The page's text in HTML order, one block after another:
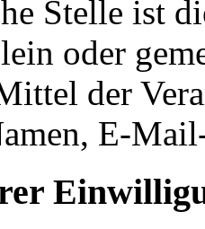
Stelle ist
oder
der
E-